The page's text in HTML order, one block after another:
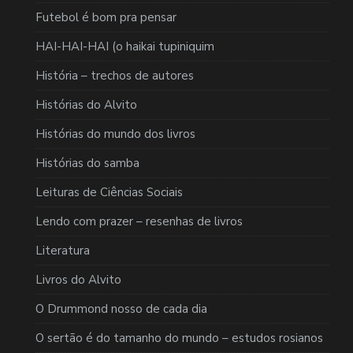
Futebol é bom pra pensar
HAI-HAI-HAI (o haikai tupiniquim
História – trechos de autores
Histórias do Alvito
Histórias do mundo dos livros
Histórias do samba
Leituras de Ciências Sociais
Lendo com prazer – resenhas de livros
Literatura
Livros do Alvito
O Drummond nosso de cada dia
O sertão é do tamanho do mundo – estudos rosianos